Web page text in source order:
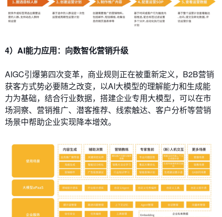
4）AI能力应用：向数智化营销升级
AIGC引爆第四次变革，商业规则正在被重新定义，B2B营销
获客方式势必要随之改变，以AI大模型的理解能力和生成能
力为基础，结合行业数据，搭建企业专用大模型，可以在市
场洞察、营销推广、潜客推荐、线索触达、客户分析等营销
场景中帮助企业实现降本增效。